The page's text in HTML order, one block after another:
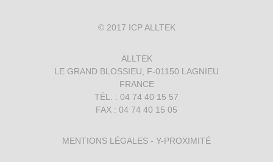
© 2017 ICP ALLTEK
ALLTEK
LE GRAND BLOSSIEU, F-01150 LAGNIEU
FRANCE
TÉL. : 04 74 40 15 57
FAX : 04 74 40 15 05
MENTIONS LÉGALES - Y-PROXIMITÉ